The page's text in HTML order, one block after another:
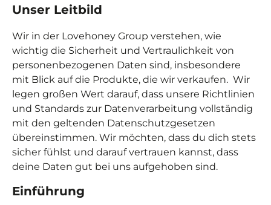
Unser Leitbild
Wir in der Lovehoney Group verstehen, wie
wichtig die Sicherheit und Vertraulichkeit von
personenbezogenen Daten sind, insbesondere
mit Blick auf die Produkte, die wir verkaufen. Wir
legen großen Wert darauf, dass unsere Richtlinien
und Standards zur Datenverarbeitung vollständig
mit den geltenden Datenschutzgesetzen
übereinstimmen. Wir möchten, dass du dich stets
sicher fühlst und darauf vertrauen kannst, dass
deine Daten gut bei uns aufgehoben sind.
Einführung